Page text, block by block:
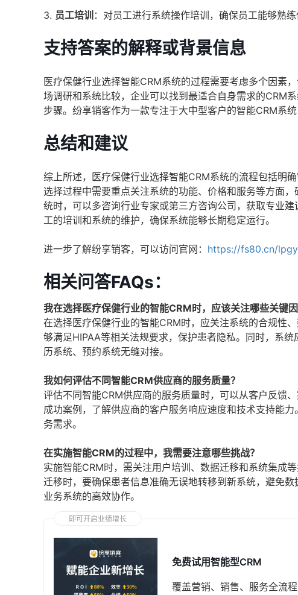
3. 员工培训 ：对员工进行系统操作培训，确保员工能够熟练
支持答案的解释或背景信息
医疗保健行业选择智能CRM系统的过程需要考虑多个因素
场调研和系统比较，企业可以找到最适合自身需求的CRM
步骤。纷享销客作为一款专注于大中型客户的智能CRM系
总结和建议
综上所述，医疗保健行业选择智能CRM系统的流程包括明
选择过程中需要重点关注系统的功能、价格和服务等方面
统时，可以多咨询行业专家或第三方咨询公司，获取专业
工的培训和系统的维护，确保系统能够长期稳定运行。
进一步了解纷享销客，可以访问官网： https://fs80.cn/
相关问答FAQs：
我在选择医疗保健行业的智能CRM时，应该关注哪些关键因
在选择医疗保健行业的智能CRM时，应关注系统的合规性
够满足HIPAA等相关法规要求，保护患者隐私。同时，系
历系统、预约系统无缝对接。
我如何评估不同智能CRM供应商的服务质量？
评估不同智能CRM供应商的服务质量时，可以从客户反馈
成功案例，了解供应商的客户服务响应速度和技术支持能
务需求。
在实施智能CRM的过程中，我需要注意哪些挑战？
实施智能CRM时，需关注用户培训、数据迁移和系统集成
迁移时，要确保患者信息准确无误地转移到新系统，避免
业务系统的高效协作。
即可开启业绩增长
免费试用智能型CRM
覆盖营销、销售、服务全流